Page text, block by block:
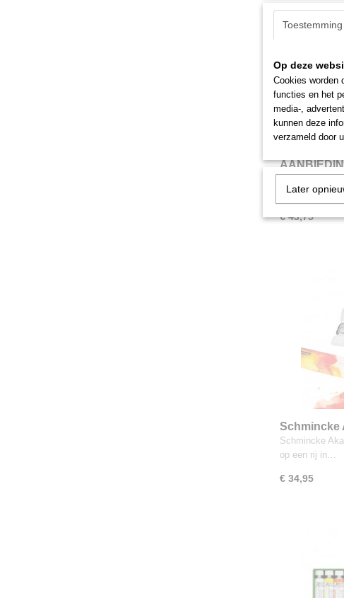
Akademie
Edition 12
Edition 12
€ 43,75
Schmincke
12 napjes
Schmincke
op een rij in…
€ 34,95
Toestemming
Op deze
Cookies worden
functies en het
media-,
kunnen deze
verzameld door
Later